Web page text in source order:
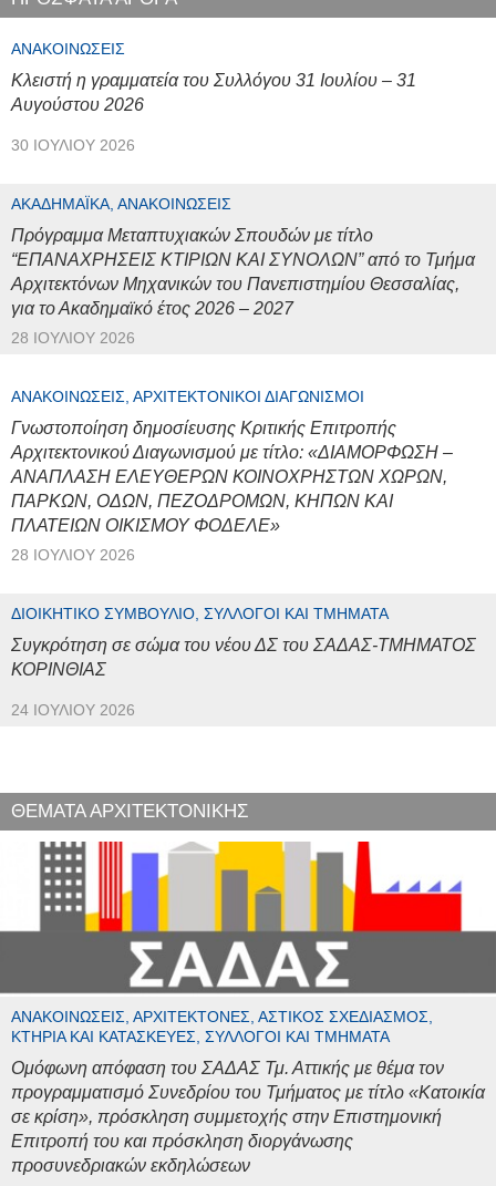
ΑΝΑΚΟΙΝΏΣΕΙΣ
Κλειστή η γραμματεία του Συλλόγου 31 Ιουλίου – 31
Αυγούστου 2026
30 ΙΟΥΛΊΟΥ 2026
ΑΚΑΔΗΜΑΪΚΆ, ΑΝΑΚΟΙΝΏΣΕΙΣ
Πρόγραμμα Μεταπτυχιακών Σπουδών με τίτλο
“ΕΠΑΝΑΧΡΗΣΕΙΣ ΚΤΙΡΙΩΝ ΚΑΙ ΣΥΝΟΛΩΝ” από το Τμήμα
Αρχιτεκτόνων Μηχανικών του Πανεπιστημίου Θεσσαλίας,
για το Ακαδημαϊκό έτος 2026 – 2027
28 ΙΟΥΛΊΟΥ 2026
ΑΝΑΚΟΙΝΏΣΕΙΣ, ΑΡΧΙΤΕΚΤΟΝΙΚΟΊ ΔΙΑΓΩΝΙΣΜΟΊ
Γνωστοποίηση δημοσίευσης Κριτικής Επιτροπής
Αρχιτεκτονικού Διαγωνισμού με τίτλο: «ΔΙΑΜΟΡΦΩΣΗ –
ΑΝΑΠΛΑΣΗ ΕΛΕΥΘΕΡΩΝ ΚΟΙΝΟΧΡΗΣΤΩΝ ΧΩΡΩΝ,
ΠΑΡΚΩΝ, ΟΔΩΝ, ΠΕΖΟΔΡΟΜΩΝ, ΚΗΠΩΝ ΚΑΙ
ΠΛΑΤΕΙΩΝ ΟΙΚΙΣΜΟΥ ΦΟΔΕΛΕ»
28 ΙΟΥΛΊΟΥ 2026
ΔΙΟΙΚΗΤΙΚΌ ΣΥΜΒΟΎΛΙΟ, ΣΎΛΛΟΓΟΙ ΚΑΙ ΤΜΉΜΑΤΑ
Συγκρότηση σε σώμα του νέου ΔΣ του ΣΑΔΑΣ-ΤΜΗΜΑΤΟΣ
ΚΟΡΙΝΘΙΑΣ
24 ΙΟΥΛΊΟΥ 2026
ΘΕΜΑΤΑ ΑΡΧΙΤΕΚΤΟΝΙΚΗΣ
ΑΝΑΚΟΙΝΏΣΕΙΣ, ΑΡΧΙΤΈΚΤΟΝΕΣ, ΑΣΤΙΚΌΣ ΣΧΕΔΙΑΣΜΌΣ,
ΚΤΉΡΙΑ ΚΑΙ ΚΑΤΑΣΚΕΥΈΣ, ΣΎΛΛΟΓΟΙ ΚΑΙ ΤΜΉΜΑΤΑ
Ομόφωνη απόφαση του ΣΑΔΑΣ Τμ. Αττικής με θέμα τον
προγραμματισμό Συνεδρίου του Τμήματος με τίτλο «Κατοικία
σε κρίση», πρόσκληση συμμετοχής στην Επιστημονική
Επιτροπή του και πρόσκληση διοργάνωσης
προσυνεδριακών εκδηλώσεων